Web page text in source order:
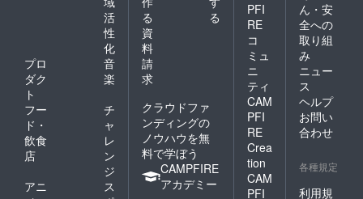
活
性
化
プロ
ダク
ト
音
楽
フー
ド・
飲食
店
チ
ャ
レ
ン
ジ
アニ
ス
る
る
資
料
請
求
クラウドファ
ンディングの
ノウハウを無
料で学ぼう
CAMPFIRE
アカデミー
PFI
RE
コ
ミュ
ニ
ティ
CAM
PFI
RE
Crea
tion
CAM
PFI
ん・安
全への
取り組
み
ニュー
ス
ヘルプ
お問い
合わせ
各種規定
利用規